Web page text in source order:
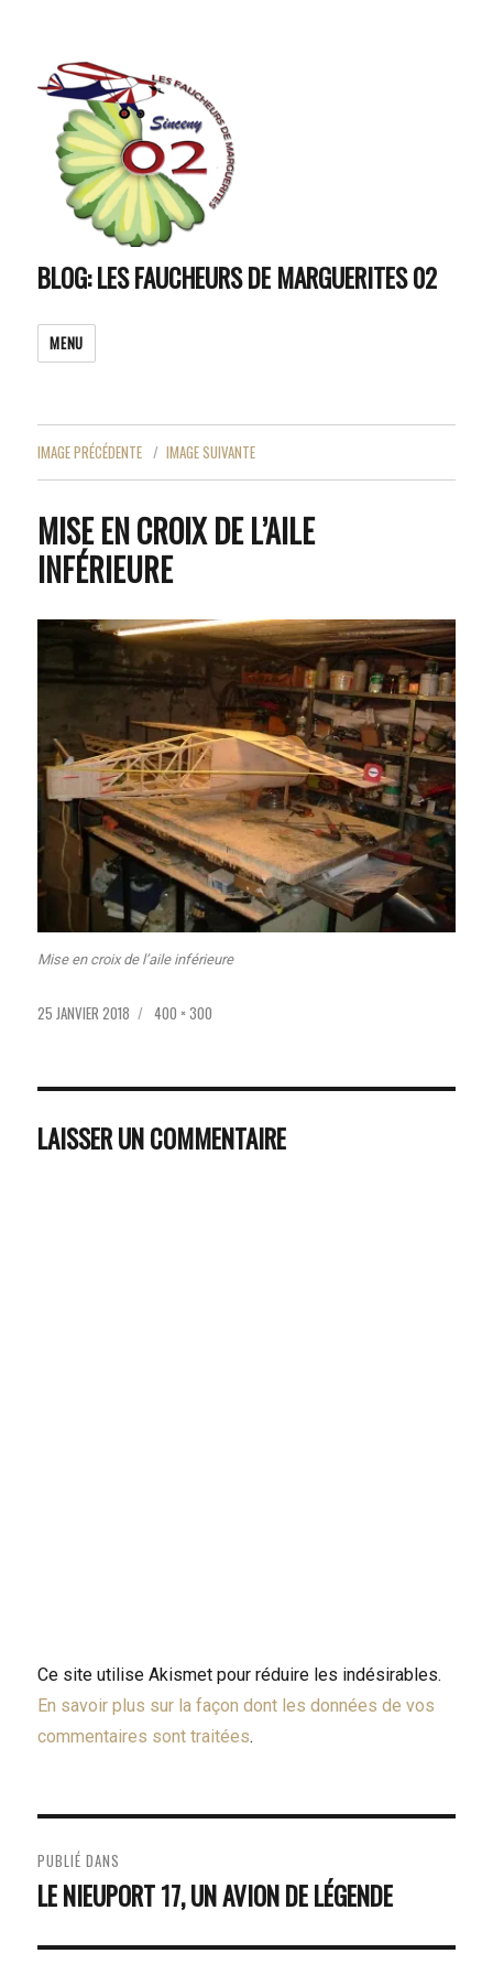
BLOG: LES FAUCHEURS DE MARGUERITES 02
MENU
IMAGE PRÉCÉDENTE IMAGE SUIVANTE
MISE EN CROIX DE L’AILE
INFÉRIEURE
Mise en croix de l’aile inférieure
PUBLIÉ
25 JANVIER 2018
TAILLE
400 × 300
LAISSER UN COMMENTAIRE
Ce site utilise Akismet pour réduire les indésirables.
En savoir plus sur la façon dont les données de vos
commentaires sont traitées.
NAVIGATION
DE
PUBLIÉ DANS
LE NIEUPORT 17, UN AVION DE LÉGENDE